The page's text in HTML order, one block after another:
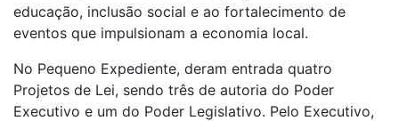
educação, inclusão social e ao fortalecimento de
eventos que impulsionam a economia local.
No Pequeno Expediente, deram entrada quatro
Projetos de Lei, sendo três de autoria do Poder
Executivo e um do Poder Legislativo. Pelo Executivo,